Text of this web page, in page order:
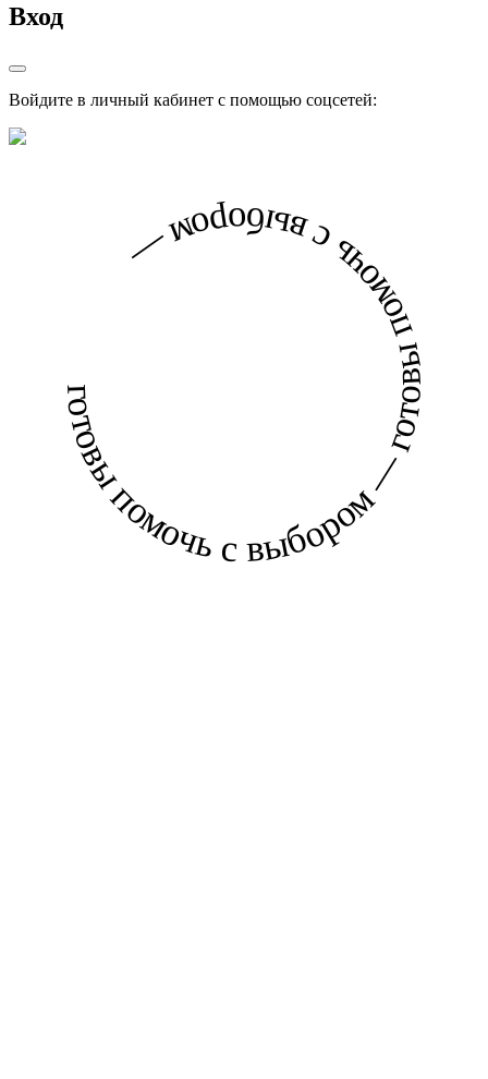
Вход
Войдите в личный кабинет с помощью соцсетей:
готовы помочь с выбором — готовы помочь с выбором —